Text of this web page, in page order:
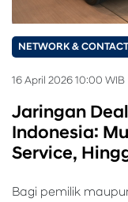
NETWORK & CONTACT
16 April 2026 10:00 WIB
Jaringan
Indonesia:
Service,
Bagi pemilik